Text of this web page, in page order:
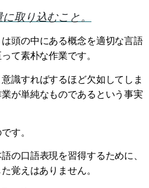
取り込むこと。
頭の中にある概念を適切な言語
て素朴な作業です。
識すればするほど欠如してしま
が単純なものであるという事実
す。
の口語表現を習得するために、
覚えはありません。